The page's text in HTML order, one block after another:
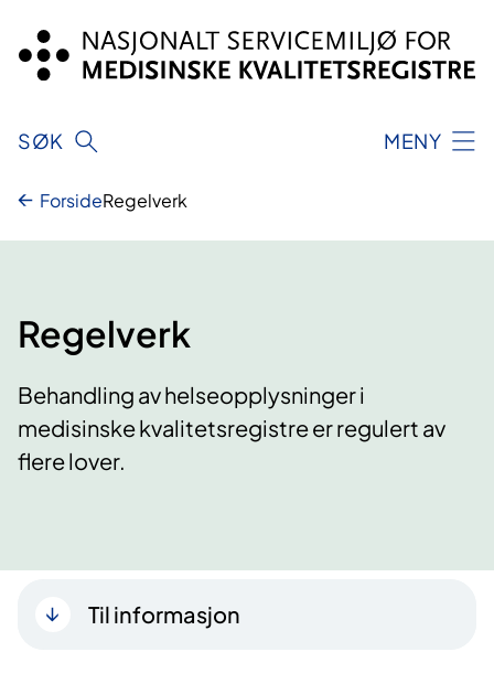
innhold
SØK MENY
ForsideRegelverk
Regelverk
Behandling av helseopplysninger i
medisinske kvalitetsregistre er regulert av
flere lover.
Til informasjon